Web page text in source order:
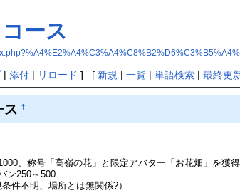
ース
| 添付| リロード ] [ 新規 | 一覧| 単語検索| 最終更
ス†
、称号「高嶺の花」と限定アバター「お花畑」を獲得
ン250～500
件不明、場所とは無関係?）